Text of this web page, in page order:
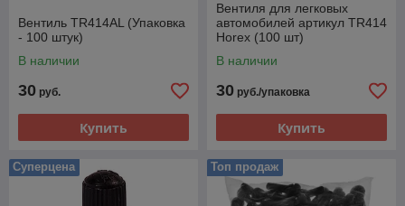
Вентиль TR414AL (Упаковка
- 100 штук)
В наличии
30 руб.
Купить
Вентиля для легковых
автомобилей артикул TR414
Horex (100 шт)
В наличии
30 руб./упаковка
Купить
Суперцена Топ продаж